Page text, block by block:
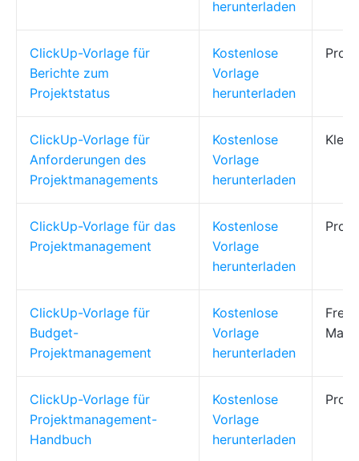
herunterladen
ClickUp-Vorlage für
Berichte zum
Projektstatus
Kostenlose
Vorlage
herunterladen
ClickUp-Vorlage für
Anforderungen des
Projektmanagements
Kostenlose
Vorlage
herunterladen
ClickUp-Vorlage für das
Projektmanagement
Kostenlose
Vorlage
herunterladen
ClickUp-Vorlage für
Budget-
Projektmanagement
Kostenlose
Vorlage
herunterladen
ClickUp-Vorlage für
Projektmanagement-
Handbuch
Kostenlose
Vorlage
herunterladen